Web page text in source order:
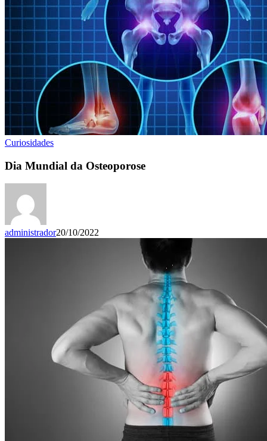
Curiosidades
Dia Mundial da Osteoporose
administrador20/10/2022